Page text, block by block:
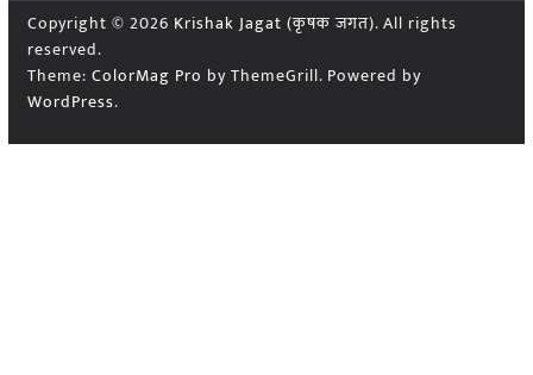
Copyright © 2026 Krishak Jagat (कृषक जगत). All rights
reserved.
Theme: ColorMag Pro by ThemeGrill. Powered by
WordPress.